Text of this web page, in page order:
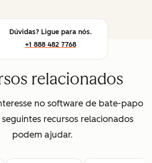
Dúvidas? Ligue para nós.
+1 888 482 7768
relacionados
no software de bate-papo
recursos relacionados
podem ajudar.